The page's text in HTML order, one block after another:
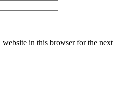
website in this browser for the next